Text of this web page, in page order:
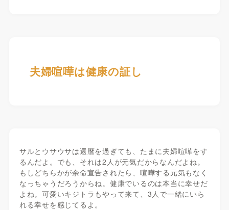
夫婦喧嘩は健康の証し
サルとウサウサは還暦を過ぎても、たまに夫婦喧嘩をす
るんだよ。でも、それは2人が元気だからなんだよね。
もしどちらかが余命宣告されたら、喧嘩する元気もなく
なっちゃうだろうからね。健康でいるのは本当に幸せだ
よね。可愛いキジトラもやって来て、3人で一緒にいら
れる幸せを感じてるよ。